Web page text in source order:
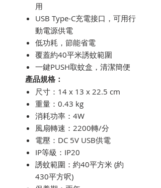
用
USB Type-C充電接口，可用行
動電源供電
低功耗，節能省電
覆蓋約40平米誘蚊範圍
一鍵PUSH取蚊盒，清潔簡便
產品規格：
尺寸：14 x 13 x 22.5 cm
重量：0.43 kg
消耗功率：4W
風扇轉速：2200轉/分
電壓：DC 5V USB供電
IP等級：IP20
誘蚊範圍：約40平方米 (約
430平方呎)